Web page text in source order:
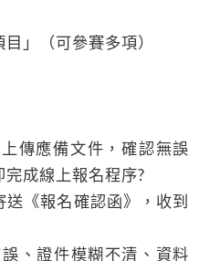
」（可參賽多項）
傳應備文件，確認無誤
成線上報名程序?
《報名確認函》，收到
、證件模糊不清、資料